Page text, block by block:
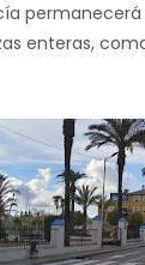
enteras,